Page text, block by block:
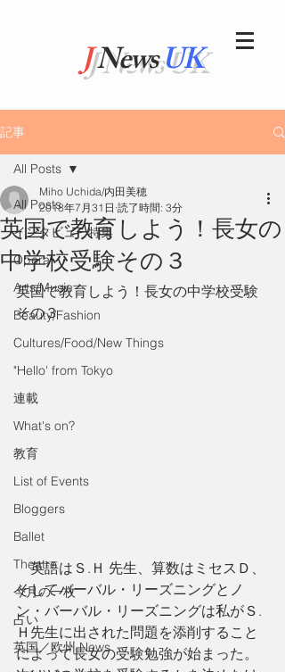
JNewsUK
記事
All Posts
インタビュー特集
Opera
Arts/Music
Beauty/Fashion
Cultures/Food/New Things
"Hello' from Tokyo
連載
What's on?
教育
List of Events
Bloggers
Ballet
Theatre
今月の一枚
占い
英国／欧州 News
All Posts
英国で教育しよう！長女の
中学校受験その３
Miho Uchida/内田美穂
2018年7月31日 読了時間: 3分
英国で教育しよう！長女の中学校受験
その３
英語はＳ.Ｈ 先生、算数はミセスＤ、
そしてバーバル・リーズニングとノ
ン・バーバル・リーズニングは私がＳ.
Ｈ先生に出された問題を添削すること
によって長女の受験勉強が始まった。